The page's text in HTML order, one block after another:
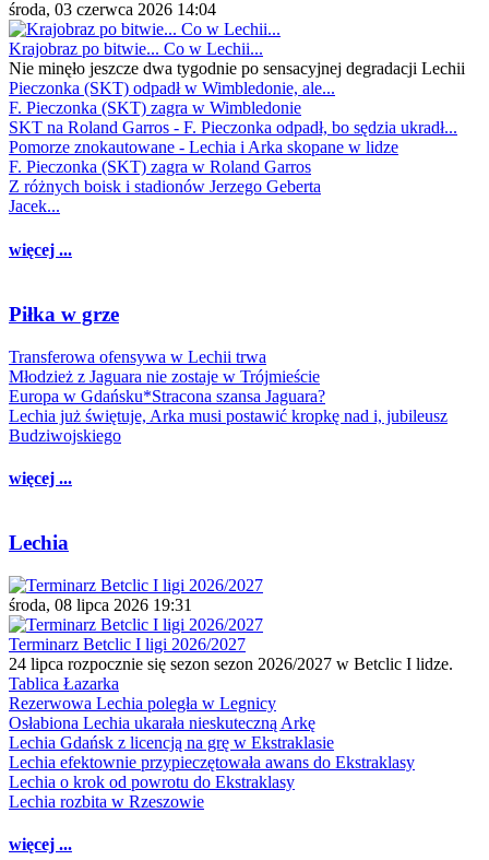
środa, 03 czerwca 2026 14:04
Krajobraz po bitwie... Co w Lechii...
Nie minęło jeszcze dwa tygodnie po sensacyjnej degradacji Lechii
Pieczonka (SKT) odpadł w Wimbledonie, ale...
F. Pieczonka (SKT) zagra w Wimbledonie
SKT na Roland Garros - F. Pieczonka odpadł, bo sędzia ukradł...
Pomorze znokautowane - Lechia i Arka skopane w lidze
F. Pieczonka (SKT) zagra w Roland Garros
Z różnych boisk i stadionów Jerzego Geberta
Jacek...
więcej ...
Piłka w grze
Transferowa ofensywa w Lechii trwa
Młodzież z Jaguara nie zostaje w Trójmieście
Europa w Gdańsku*Stracona szansa Jaguara?
Lechia już świętuje, Arka musi postawić kropkę nad i, jubileusz
Budziwojskiego
więcej ...
Lechia
środa, 08 lipca 2026 19:31
Terminarz Betclic I ligi 2026/2027
24 lipca rozpocznie się sezon sezon 2026/2027 w Betclic I lidze.
Tablica Łazarka
Rezerwowa Lechia poległa w Legnicy
Osłabiona Lechia ukarała nieskuteczną Arkę
Lechia Gdańsk z licencją na grę w Ekstraklasie
Lechia efektownie przypieczętowała awans do Ekstraklasy
Lechia o krok od powrotu do Ekstraklasy
Lechia rozbita w Rzeszowie
więcej ...